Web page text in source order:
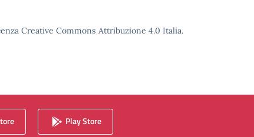
Creative Commons Attribuzione 4.0 Italia.
Play Store